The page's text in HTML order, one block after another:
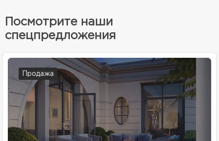
Посмотрите наши
спецпредложения
Продажа